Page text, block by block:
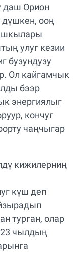
даш Орион
дүшкен, ооң
улуг кезии
бузундузу
Ол кайгамчык
бээр
энергиялыг
кончуг
чаңчыгар
кижилерниң
күш деп
турган, олар
чылдың